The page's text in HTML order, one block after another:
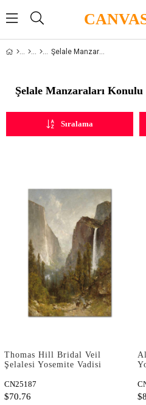
Şelale Manzaraları
Şelale Manzaraları
Sıralama
Thomas Hill Bridal Veil
Şelalesi Yosemite Vadisi
CN25187
$70.76